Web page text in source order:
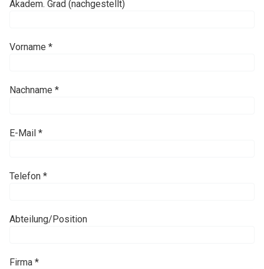
Akadem. Grad (nachgestellt)
Vorname *
Nachname *
E-Mail *
Telefon *
Abteilung/Position
Firma *